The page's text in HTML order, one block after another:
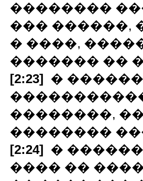
��������
��� ������,
� ����,
������� ��
[2:23] �
��������,
��������
[2:24] �
���� ��